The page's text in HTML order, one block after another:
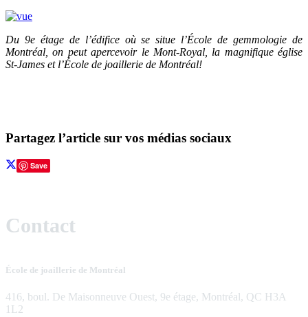
Du 9e étage de l’édifice où se situe l’École de gemmologie de
Montréal, on peut apercevoir le Mont-Royal, la magnifique église
St-James et l’École de joaillerie de Montréal!
Partagez l’article sur vos médias sociaux
Save
Contact
École de joaillerie de Montréal
416, boul. De Maisonneuve Ouest, 9e étage, Montréal, QC H3A
1L2